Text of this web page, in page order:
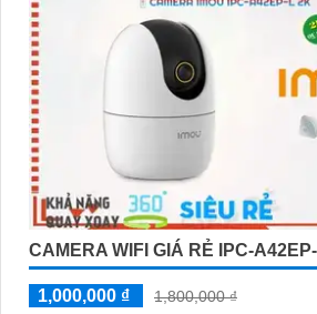
CAMERA WIFI GIÁ RẺ IPC-
1,000,000 ₫
1,800,000 ₫